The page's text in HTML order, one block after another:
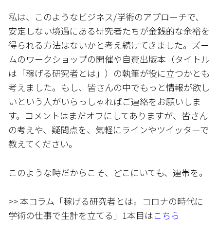
私は、このようなビジネス/学術のアプローチで、
安定しない境遇にある研究者たちが金銭的な余裕を
得られる方法はないかと考え続けてきました。ズー
ムのワークショップの開催や自費出版本（タイトル
は「稼げる研究者とは」）の執筆が役に立つかとも
考えました。もし、皆さんの中でもっと情報が欲し
いという人がいらっしゃればご連絡をお願いしま
す。コメントはまだオフにしてありますが、皆さん
の考えや、疑問点を、気軽にラインやツイッターで
教えてください。
このような時だからこそ、どこにいても、連帯を。
>> 本コラム「稼げる研究者とは。コロナの時代に
学術の仕事で生計を立てる」1本目はこちら